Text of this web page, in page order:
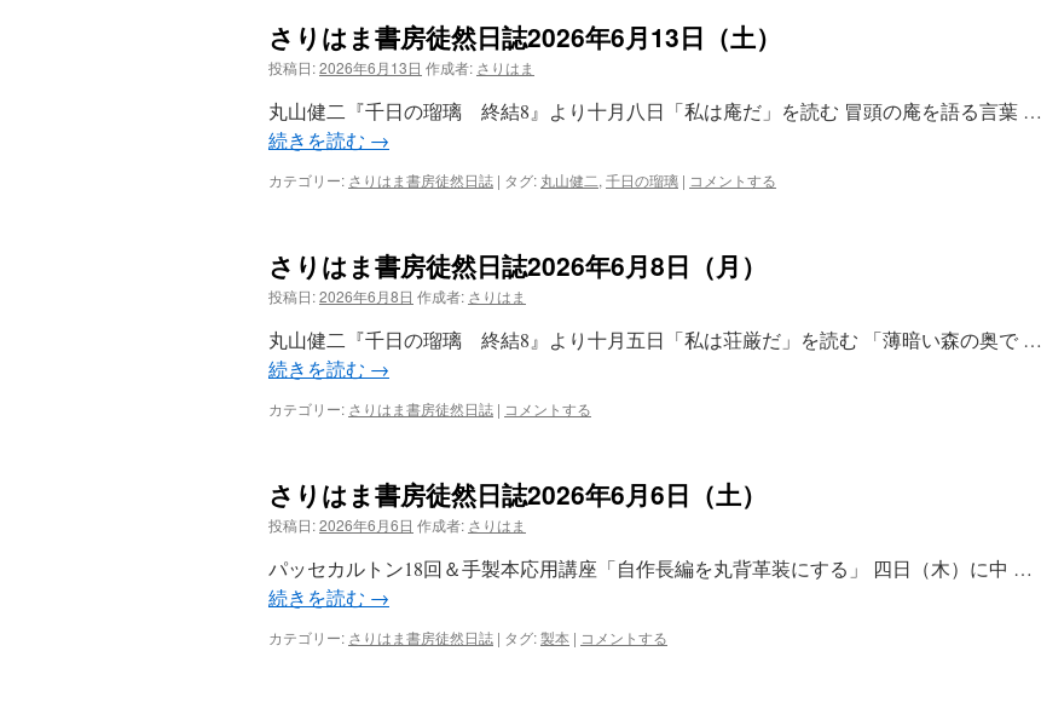
さりはま書房徒然日誌2026年6月13日（土）
投稿日:2026年6月13日 作成者: さりはま
丸山健二『千日の瑠璃 終結8』より十月八日「私は庵だ」を読む 冒頭の庵を語る言葉 …
続きを読む →
カテゴリー: さりはま書房徒然日誌 | タグ: 丸山健二, 千日の瑠璃 | コメントする
さりはま書房徒然日誌2026年6月8日（月）
投稿日:2026年6月8日 作成者: さりはま
丸山健二『千日の瑠璃 終結8』より十月五日「私は荘厳だ」を読む 「薄暗い森の奥で …
続きを読む →
カテゴリー: さりはま書房徒然日誌 | コメントする
さりはま書房徒然日誌2026年6月6日（土）
投稿日:2026年6月6日 作成者: さりはま
パッセカルトン18回＆手製本応用講座「自作長編を丸背革装にする」 四日（木）に中 …
続きを読む →
カテゴリー: さりはま書房徒然日誌 | タグ:製本 | コメントする